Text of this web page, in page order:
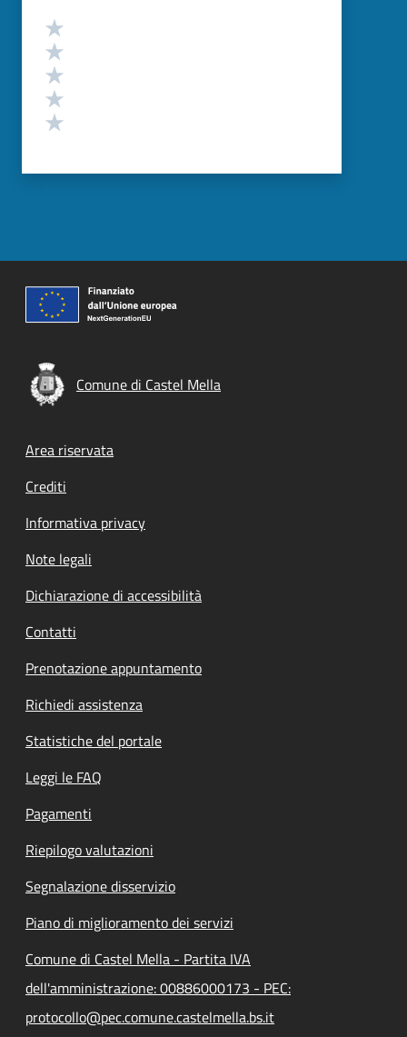
Valutazione
Comune di Castel Mella
Footer menu
Area riservata
Crediti
Informativa privacy
Note legali
Dichiarazione di accessibilità
Contatti
Prenotazione appuntamento
Richiedi assistenza
Statistiche del portale
Leggi le FAQ
Pagamenti
Riepilogo valutazioni
Segnalazione disservizio
Piano di miglioramento dei servizi
Comune di Castel Mella - Partita IVA
dell'amministrazione: 00886000173 - PEC:
protocollo@pec.comune.castelmella.bs.it